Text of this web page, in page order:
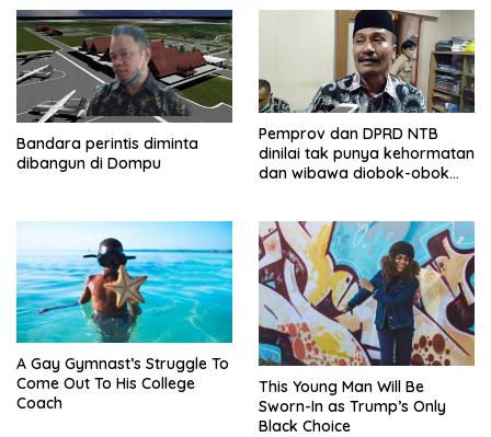
Bandara perintis diminta
dibangun di Dompu
Pemprov dan DPRD NTB
dinilai tak punya kehormatan
dan wibawa diobok-obok
A Gay Gymnast’s Struggle To
Come Out To His College
Coach
This Young Man Will Be
Sworn-In as Trump’s Only
Black Choice